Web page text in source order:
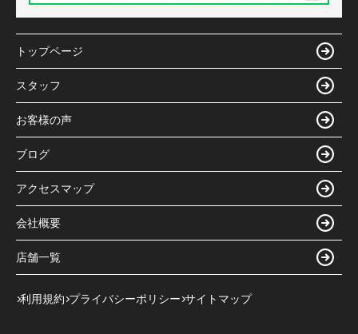
トップページ
スタッフ
お客様の声
ブログ
アクセスマップ
会社概要
店舗一覧
利用規約 プライバシーポリシー サイトマップ